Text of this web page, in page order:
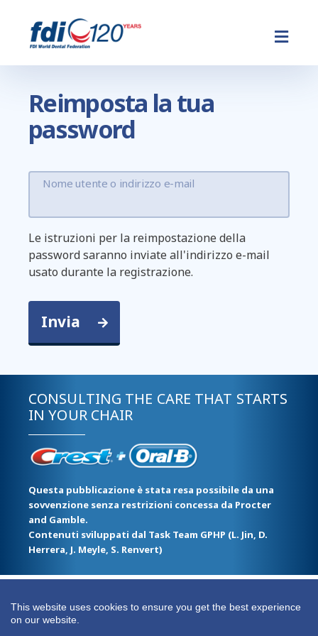
contenuto
Reimposta la tua
password
Nome utente o indirizzo e-mail
Le istruzioni per la reimpostazione della
password saranno inviate all'indirizzo e-mail
usato durante la registrazione.
CONSULTING THE CARE THAT STARTS
IN YOUR CHAIR
Questa pubblicazione è stata resa possibile da una
sovvenzione senza restrizioni concessa da Procter
and Gamble.
Contenuti sviluppati dal Task Team GPHP (L. Jin, D.
Herrera, J. Meyle, S. Renvert)
Footer
menu
This website uses cookies to ensure you get the best experience
on our website.